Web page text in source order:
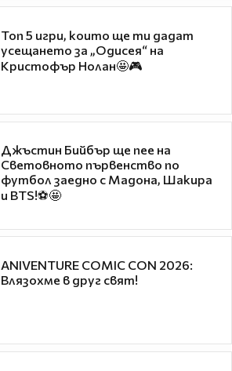
Топ 5 игри, които ще ти дадат
усещането за „Одисея“ на
Кристофър Нолан🤩🎮
Джъстин Бийбър ще пее на
Световното първенство по
футбол заедно с Мадона, Шакира
и BTS!⚽🤩
ANIVENTURE COMIC CON 2026:
Влязохме в друг свят!